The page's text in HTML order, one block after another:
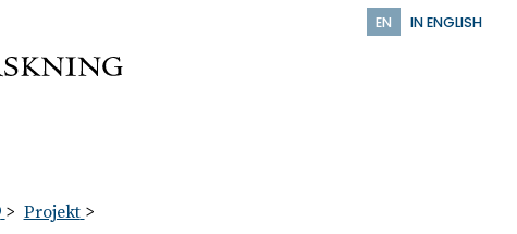
EN IN ENGLISH
Projekt